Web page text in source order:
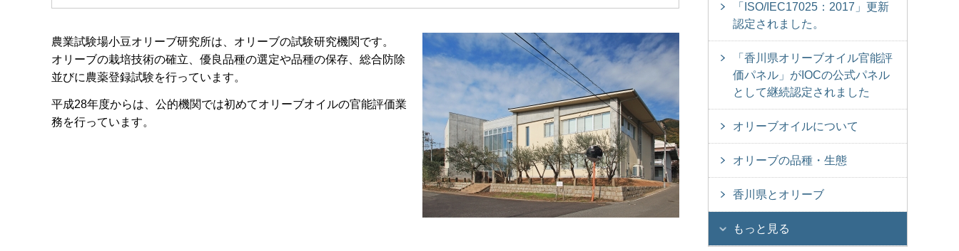
農業試験場小豆オリーブ研究所は、オリーブの試験研究機関です。
オリーブの栽培技術の確立、優良品種の選定や品種の保存、総合防除
並びに農薬登録試験を行っています。
平成28年度からは、公的機関では初めてオリーブオイルの官能評価業
務を行っています。
「ISO/IEC17025：2017」更新
認定されました。
「香川県オリーブオイル官能評
価パネル」がIOCの公式パネル
として継続認定されました
オリーブオイルについて
オリーブの品種・生態
香川県とオリーブ
もっと見る